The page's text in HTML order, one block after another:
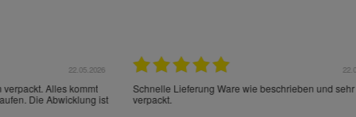
22.05.2026
und sehr gut
perfect service as always